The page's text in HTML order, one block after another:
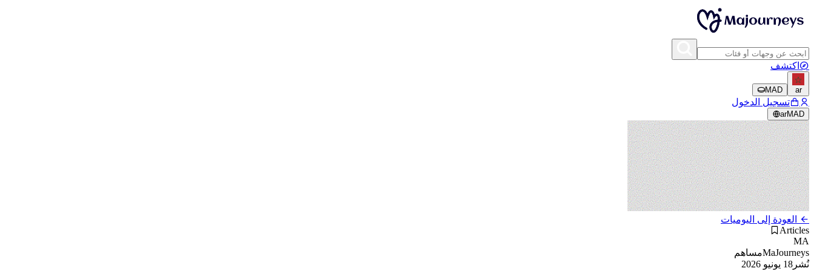
اكتشف
ar
MAD
تسجيل الدخول
arMAD
العودة إلى اليوميات
Articles
MA
MaJourneysمساهم
نُشر 18 يونيو 2026